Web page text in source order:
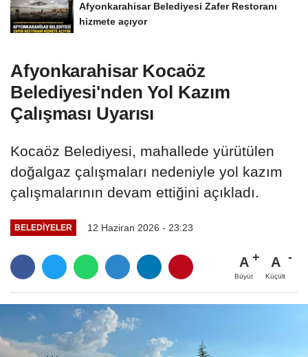
Afyonkarahisar Belediyesi Zafer Restoranı
hizmete açıyor
Afyonkarahisar Kocaöz
Belediyesi'nden Yol Kazım
Çalışması Uyarısı
Kocaöz Belediyesi, mahallede yürütülen
doğalgaz çalışmaları nedeniyle yol kazım
çalışmalarının devam ettiğini açıkladı.
BELEDIYELER 12 Haziran 2026 - 23:23
A
Büyüt
A
Küçült